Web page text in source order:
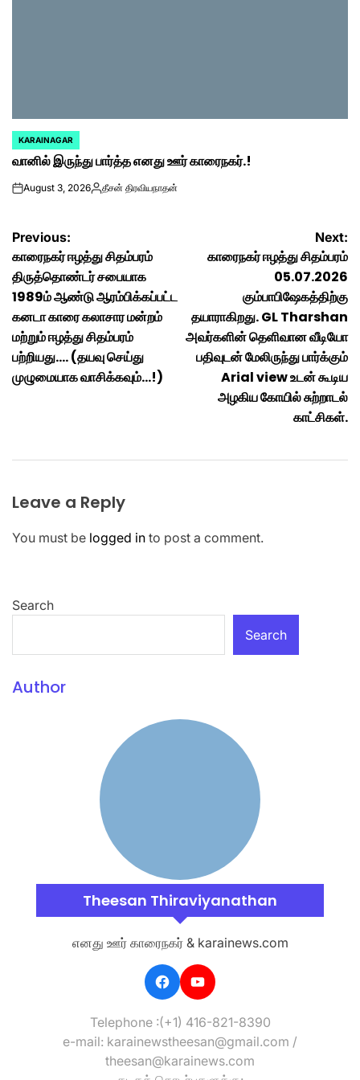
POSTED
IN
KARAINAGAR
வானில் இருந்து பார்த்த எனது ஊர் காரைநகர்.!
onAugust 3, 2026Posted
தீசன் திரவியநாதன்
Post
navigation
Previous:
காரைநகர் ஈழத்து சிதம்பரம்
திருத்தொண்டர் சபையாக
1989ம் ஆண்டு ஆரம்பிக்கப்பட்ட
கனடா காரை கலாசார மன்றம்
மற்றும் ஈழத்து சிதம்பரம்
பற்றியது…. (தயவு செய்து
முழுமையாக வாசிக்கவும்…!)
Next:
காரைநகர் ஈழத்து சிதம்பரம்
05.07.2026
கும்பாபிஷேகத்திற்கு
தயாராகிறது. GL Tharshan
அவர்களின் தெளிவான வீடியோ
பதிவுடன் மேலிருந்து பார்க்கும்
Arial view உடன் கூடிய
அழகிய கோயில் சுற்றாடல்
காட்சிகள்.
Leave a Reply
You must be logged in to post a comment.
Search
Search
Author
Theesan Thiraviyanathan
எனது ஊர் காரைநகர் & karainews.com
Telephone :(+1) 416-821-8390
e-mail: karainewstheesan@gmail.com /
theesan@karainews.com